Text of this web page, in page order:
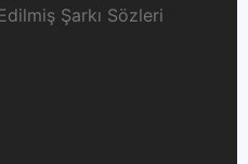
Şarkı Sözleri